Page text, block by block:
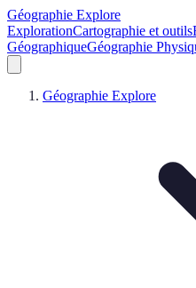
Géographie Explore
ExplorationCartographie et outils
GéographiqueGéographie
Géographie Explore